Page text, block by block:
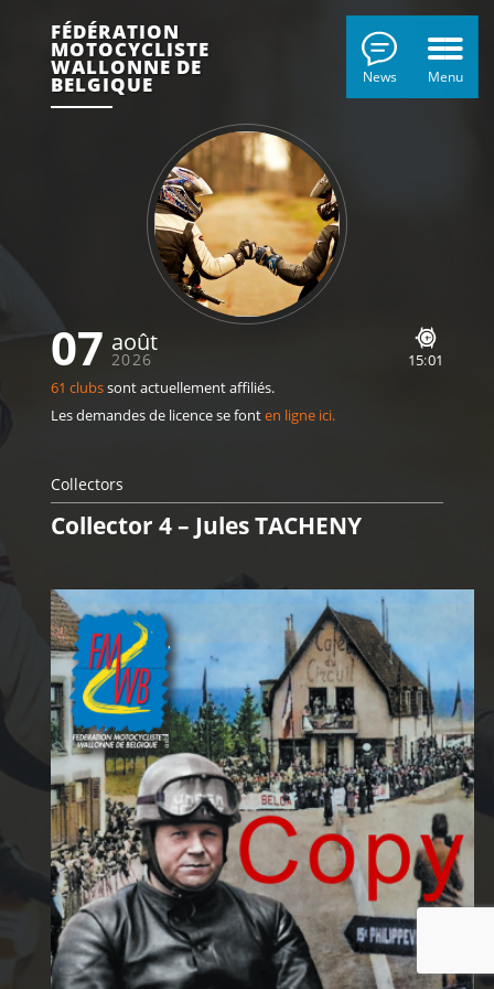
Menu
News
FÉDÉRATION
MOTOCYCLISTE
WALLONNE DE
BELGIQUE
07 août
2026 15 01
61 clubssont actuellement affiliés.
Les demandes de licence se fonten ligne ici.
Collectors
Collector 4 – Jules TACHENY